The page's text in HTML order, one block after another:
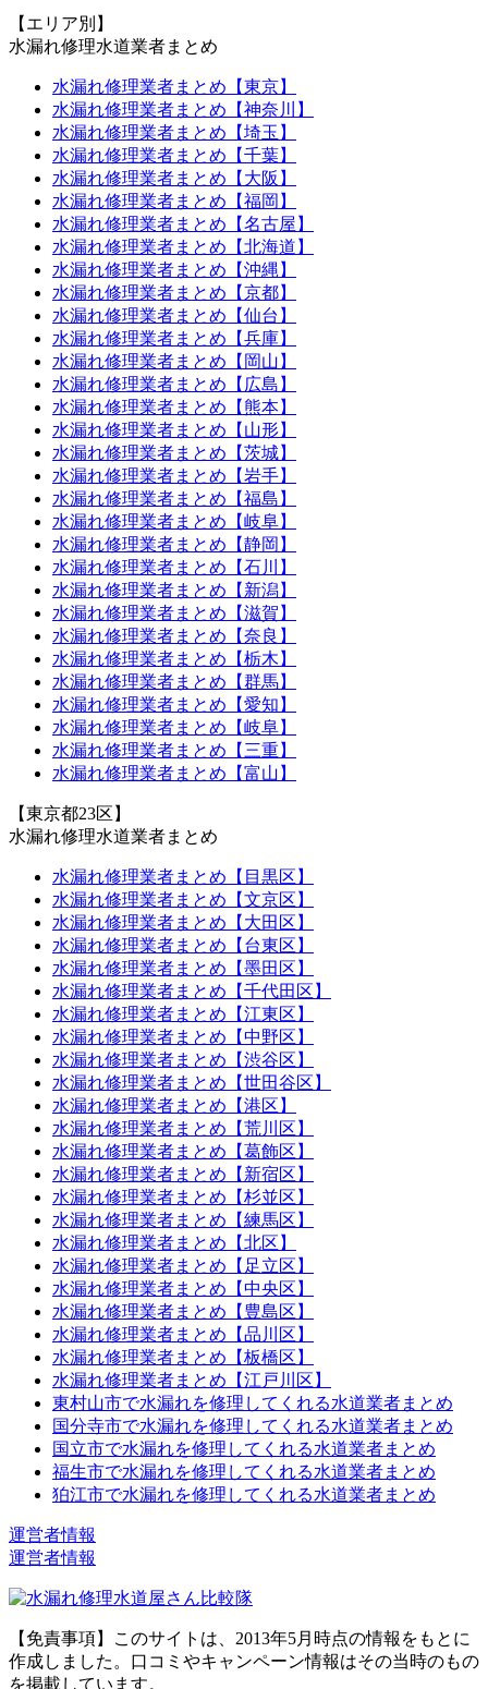
【エリア別】
水漏れ修理水道業者まとめ
水漏れ修理業者まとめ【東京】
水漏れ修理業者まとめ【神奈川】
水漏れ修理業者まとめ【埼玉】
水漏れ修理業者まとめ【千葉】
水漏れ修理業者まとめ【大阪】
水漏れ修理業者まとめ【福岡】
水漏れ修理業者まとめ【名古屋】
水漏れ修理業者まとめ【北海道】
水漏れ修理業者まとめ【沖縄】
水漏れ修理業者まとめ【京都】
水漏れ修理業者まとめ【仙台】
水漏れ修理業者まとめ【兵庫】
水漏れ修理業者まとめ【岡山】
水漏れ修理業者まとめ【広島】
水漏れ修理業者まとめ【熊本】
水漏れ修理業者まとめ【山形】
水漏れ修理業者まとめ【茨城】
水漏れ修理業者まとめ【岩手】
水漏れ修理業者まとめ【福島】
水漏れ修理業者まとめ【岐阜】
水漏れ修理業者まとめ【静岡】
水漏れ修理業者まとめ【石川】
水漏れ修理業者まとめ【新潟】
水漏れ修理業者まとめ【滋賀】
水漏れ修理業者まとめ【奈良】
水漏れ修理業者まとめ【栃木】
水漏れ修理業者まとめ【群馬】
水漏れ修理業者まとめ【愛知】
水漏れ修理業者まとめ【岐阜】
水漏れ修理業者まとめ【三重】
水漏れ修理業者まとめ【富山】
【東京都23区】
水漏れ修理水道業者まとめ
水漏れ修理業者まとめ【目黒区】
水漏れ修理業者まとめ【文京区】
水漏れ修理業者まとめ【大田区】
水漏れ修理業者まとめ【台東区】
水漏れ修理業者まとめ【墨田区】
水漏れ修理業者まとめ【千代田区】
水漏れ修理業者まとめ【江東区】
水漏れ修理業者まとめ【中野区】
水漏れ修理業者まとめ【渋谷区】
水漏れ修理業者まとめ【世田谷区】
水漏れ修理業者まとめ【港区】
水漏れ修理業者まとめ【荒川区】
水漏れ修理業者まとめ【葛飾区】
水漏れ修理業者まとめ【新宿区】
水漏れ修理業者まとめ【杉並区】
水漏れ修理業者まとめ【練馬区】
水漏れ修理業者まとめ【北区】
水漏れ修理業者まとめ【足立区】
水漏れ修理業者まとめ【中央区】
水漏れ修理業者まとめ【豊島区】
水漏れ修理業者まとめ【品川区】
水漏れ修理業者まとめ【板橋区】
水漏れ修理業者まとめ【江戸川区】
東村山市で水漏れを修理してくれる水道業者まとめ
国分寺市で水漏れを修理してくれる水道業者まとめ
国立市で水漏れを修理してくれる水道業者まとめ
福生市で水漏れを修理してくれる水道業者まとめ
狛江市で水漏れを修理してくれる水道業者まとめ
運営者情報
運営者情報
【免責事項】このサイトは、2013年5月時点の情報をもとに
作成しました。口コミやキャンペーン情報はその当時のもの
を掲載しています。